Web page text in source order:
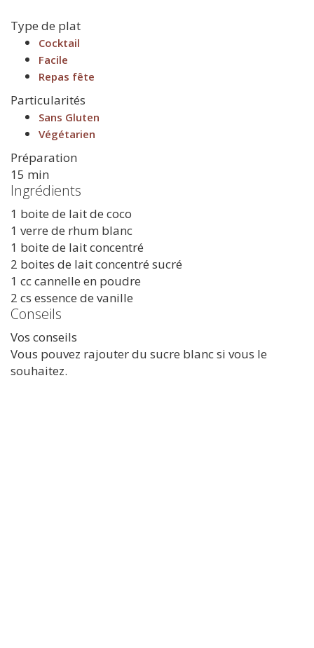
Type de plat
Cocktail
Facile
Repas fête
Particularités
Sans Gluten
Végétarien
Préparation
15 min
Ingrédients
1 boite de lait de coco
1 verre de rhum blanc
1 boite de lait concentré
2 boites de lait concentré sucré
1 cc cannelle en poudre
2 cs essence de vanille
Conseils
Vos conseils
Vous pouvez rajouter du sucre blanc si vous le
souhaitez.